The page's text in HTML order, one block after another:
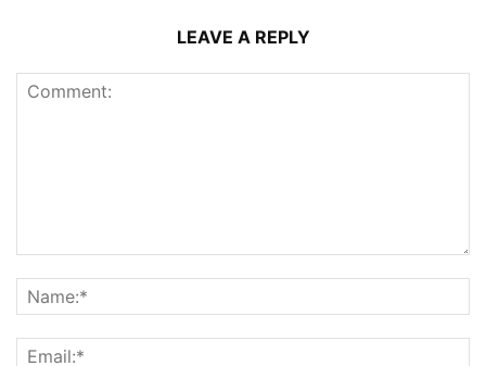
LEAVE A REPLY